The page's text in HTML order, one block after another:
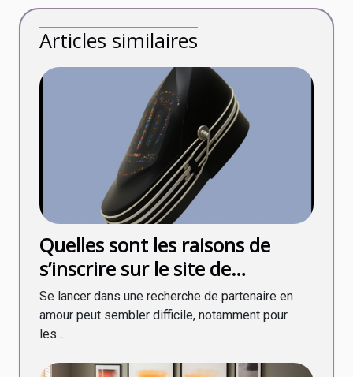
Articles similaires
Quelles sont les raisons de
s’inscrire sur le site de
rencontre My Transsexuel
Date ?
Se lancer dans une recherche de partenaire en
amour peut sembler difficile, notamment pour
les...